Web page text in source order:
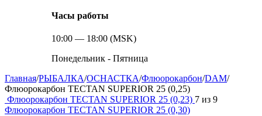
Часы работы
10:00 — 18:00 (MSK)
Понедельник - Пятница
Главная/РЫБАЛКА/ОСНАСТКА/Флюорокарбон/DAM/
Флюорокарбон TECTAN SUPERIOR 25 (0,25)
Флюорокарбон TECTAN SUPERIOR 25 (0,23) 7 из 9
Флюорокарбон TECTAN SUPERIOR 25 (0,30)